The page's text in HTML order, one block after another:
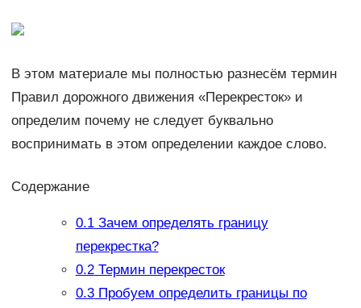
В этом материале мы полностью разнесём термин
Правил дорожного движения «Перекресток» и
определим почему не следует буквально
воспринимать в этом определении каждое слово.
Содержание
0.1Зачем определять границу
перекрестка?
0.2Термин перекресток
0.3Пробуем определить границы по